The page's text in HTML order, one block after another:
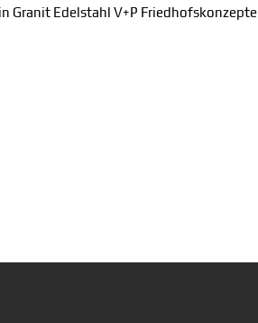
Granit Edelstahl V+P Friedhofskonzepte